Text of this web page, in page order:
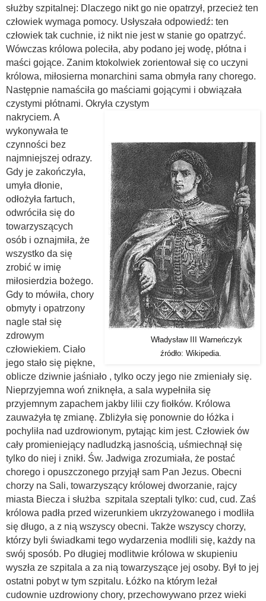
służby szpitalnej: Dlaczego nikt go nie opatrzył, przecież ten
człowiek wymaga pomocy. Usłyszała odpowiedź: ten
człowiek tak cuchnie, iż nikt nie jest w stanie go opatrzyć.
Wówczas królowa poleciła, aby podano jej wodę, płótna i
maści gojące. Zanim ktokolwiek zorientował się co uczyni
królowa, miłosierna monarchini sama obmyła rany chorego.
Następnie namaściła go maściami gojącymi i obwiązała
czystymi płótnami. Okryła czystym
Władysław III Warneńczyk
źródło: Wikipedia.
nakryciem. A
wykonywała te
czynności bez
najmniejszej odrazy.
Gdy je zakończyła,
umyła dłonie,
odłożyła fartuch,
odwróciła się do
towarzyszących
osób i oznajmiła, że
wszystko da się
zrobić w imię
miłosierdzia bożego.
Gdy to mówiła, chory
obmyty i opatrzony
nagle stał się
zdrowym
człowiekiem. Ciało
jego stało się piękne,
oblicze dziwnie jaśniało , tylko oczy jego nie zmieniały się.
Nieprzyjemna woń zniknęła, a sala wypełniła się
przyjemnym zapachem jakby lilii czy fiołków. Królowa
zauważyła tę zmianę. Zbliżyła się ponownie do łóżka i
pochyliła nad uzdrowionym, pytając kim jest. Człowiek ów
cały promieniejący nadludzką jasnością, uśmiechnął się
tylko do niej i znikł. Św. Jadwiga zrozumiała, że postać
chorego i opuszczonego przyjął sam Pan Jezus. Obecni
chorzy na Sali, towarzyszący królowej dworzanie, rajcy
miasta Biecza i służba szpitala szeptali tylko: cud, cud. Zaś
królowa padła przed wizerunkiem ukrzyżowanego i modliła
się długo, a z nią wszyscy obecni. Także wszyscy chorzy,
którzy byli świadkami tego wydarzenia modlili się, każdy na
swój sposób. Po długiej modlitwie królowa w skupieniu
wyszła ze szpitala a za nią towarzyszące jej osoby. Był to jej
ostatni pobyt w tym szpitalu. Łóżko na którym leżał
cudownie uzdrowiony chory, przechowywano przez wieki